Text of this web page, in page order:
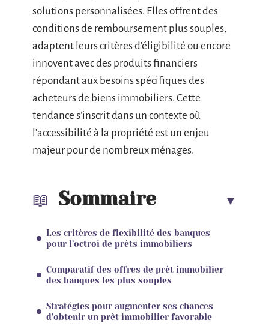
solutions personnalisées. Elles offrent des
conditions de remboursement plus souples,
adaptent leurs critères d’éligibilité ou encore
innovent avec des produits financiers
répondant aux besoins spécifiques des
acheteurs de biens immobiliers. Cette
tendance s’inscrit dans un contexte où
l’accessibilité à la propriété est un enjeu
majeur pour de nombreux ménages.
Sommaire
Les critères de flexibilité des banques
pour l’octroi de prêts immobiliers
Comparatif des offres de prêt immobilier
des banques les plus souples
Stratégies pour augmenter ses chances
d’obtenir un prêt immobilier favorable